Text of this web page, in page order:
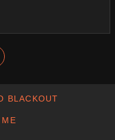
BLACKOUT